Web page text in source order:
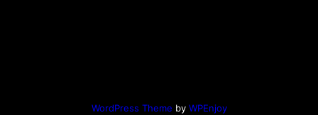
WordPress Theme by WPEnjoy